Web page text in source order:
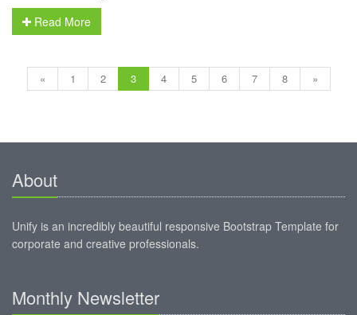
Read More
« 1 2 3 4 5 6 7 8 »
About
Unify is an incredibly beautiful responsive Bootstrap Template for
corporate and creative professionals.
Monthly Newsletter